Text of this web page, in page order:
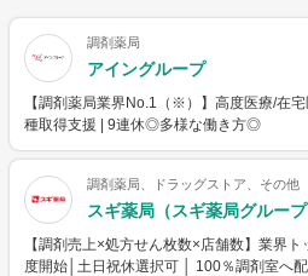
調剤薬局
アイングループ
【調剤薬局業界No.1（※）】高度医療/在
種取得支援 | 9連休◎多様な働き方◎
調剤薬局、ドラッグストア、その他
スギ薬局（スギ薬局グループ
【調剤売上×処方せん枚数×店舗数】業界
度開始│土日祝休選択可 │ 100％調剤室へ